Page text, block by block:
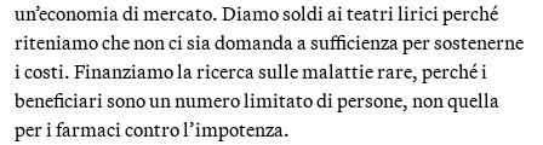
un’economia di mercato. Diamo soldi ai teatri lirici perché
riteniamo che non ci sia domanda a sufficienza per sostenerne
i costi. Finanziamo la ricerca sulle malattie rare, perché i
beneficiari sono un numero limitato di persone, non quella
per i farmaci contro l’impotenza.